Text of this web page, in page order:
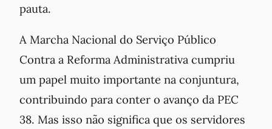
pauta.
A Marcha Nacional do Serviço Público
Contra a Reforma Administrativa cumpriu
um papel muito importante na conjuntura,
contribuindo para conter o avanço da PEC
38. Mas isso não significa que os servidores